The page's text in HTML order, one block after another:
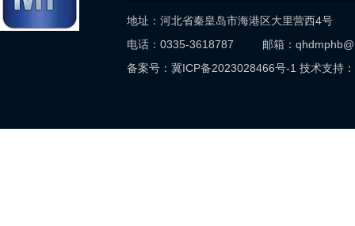
地址：河北省秦皇岛市海港区大里营西4号
电话：0335-3618787 邮箱：
备案号： 冀ICP备2023028466号-1 技术支持：